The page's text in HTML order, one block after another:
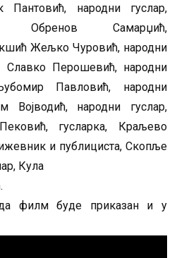
Пантовић, народни гуслар,
Обренов Самарџић,
Жељко Чуровић, народни
Славко Перошевић, народни
Павловић, народни
Војводић, народни гуслар,
гусларка, Краљево
и публициста, Скопље
Кула
филм буде приказан и у